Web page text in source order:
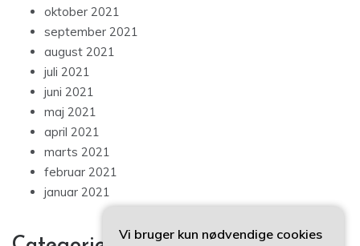
oktober 2021
september 2021
august 2021
juli 2021
juni 2021
maj 2021
april 2021
marts 2021
februar 2021
januar 2021
Vi bruger kun nødvendige cookies